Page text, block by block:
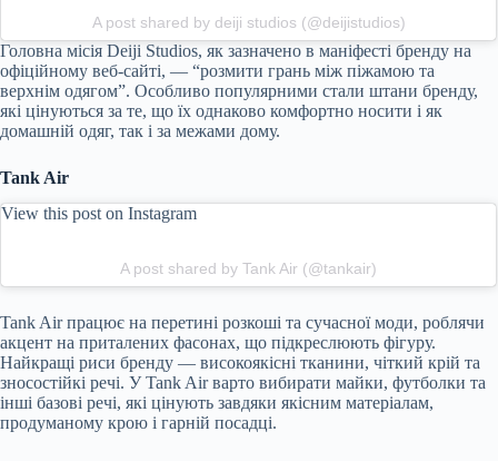
A post shared by deiji studios (@deijistudios)
Головна місія Deiji Studios, як зазначено в маніфесті бренду на
офіційному веб-сайті, — “розмити грань між піжамою та
верхнім одягом”. Особливо популярними стали штани бренду,
які цінуються за те, що їх однаково комфортно носити і як
домашній одяг, так і за межами дому.
Tank Air
View this post on Instagram
A post shared by Tank Air (@tankair)
Tank Air працює на перетині розкоші та сучасної моди, роблячи
акцент на приталених фасонах, що підкреслюють фігуру.
Найкращі риси бренду — високоякісні тканини, чіткий крій та
зносостійкі речі. У Tank Air варто вибирати майки, футболки та
інші базові речі, які цінують завдяки якісним матеріалам,
продуманому крою і гарній посадці.